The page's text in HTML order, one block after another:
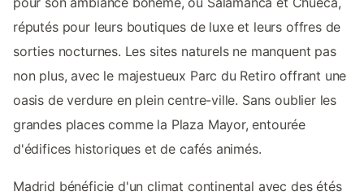
réputés pour leurs boutiques de luxe et leurs offres de
sorties nocturnes. Les sites naturels ne manquent pas
non plus, avec le majestueux Parc du Retiro offrant une
oasis de verdure en plein centre-ville. Sans oublier les
grandes places comme la Plaza Mayor, entourée
d'édifices historiques et de cafés animés.
Madrid bénéficie d'un climat continental avec des étés